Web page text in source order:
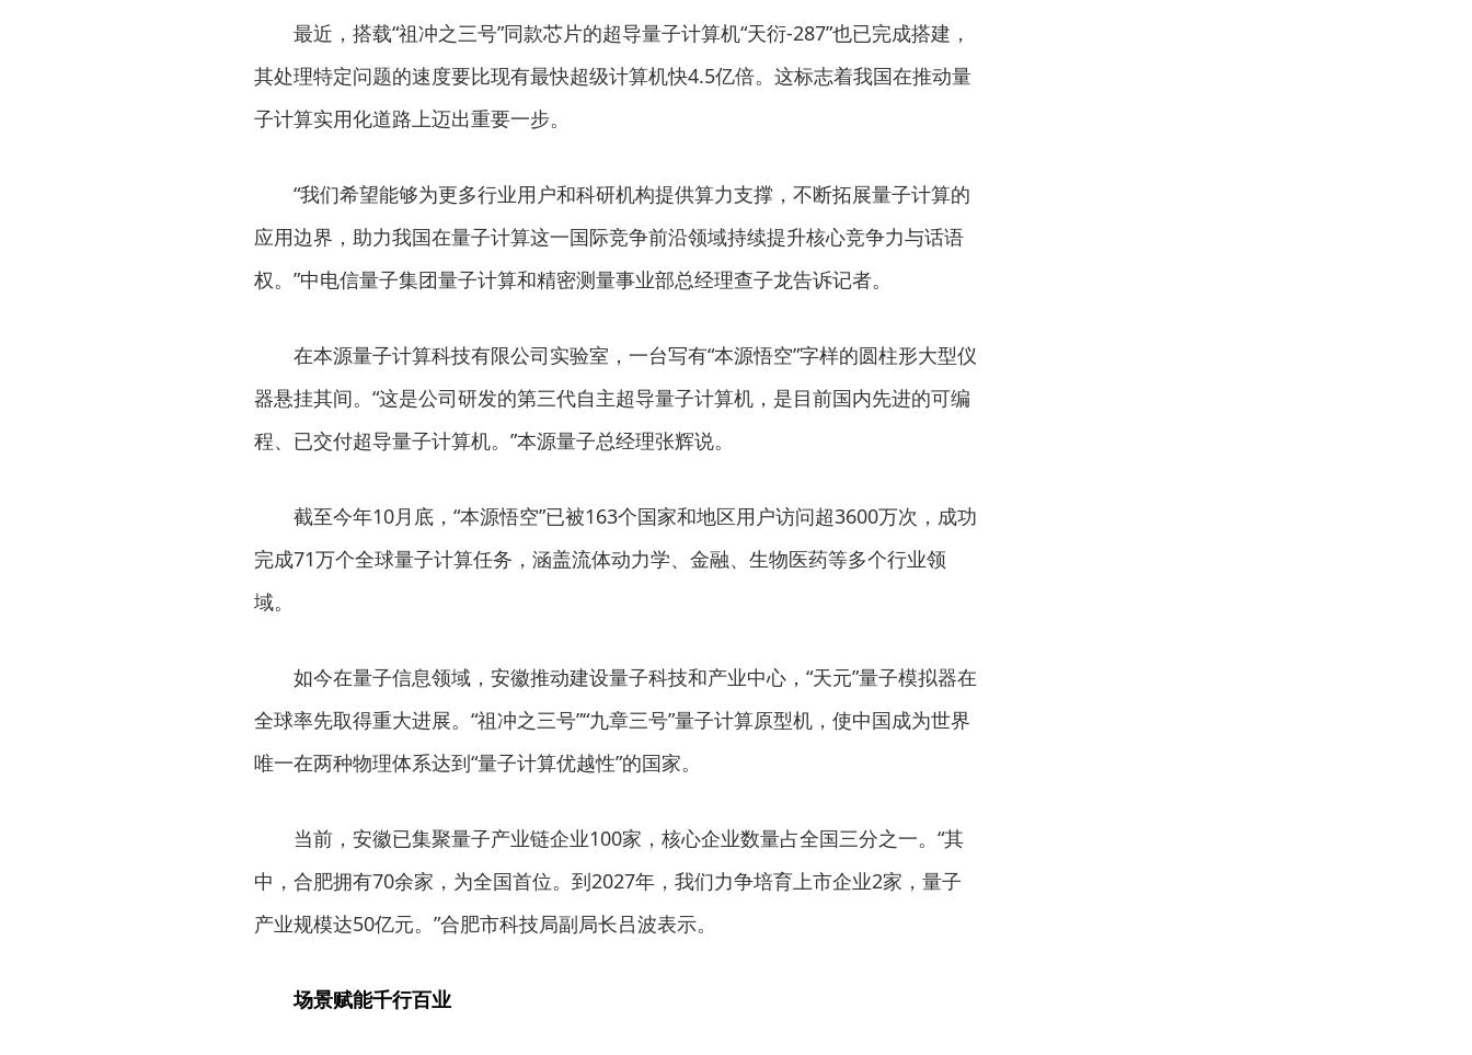
最近，搭载“祖冲之三号”同款芯片的超导量子计算机“天衍-287”也已完成搭建，
其处理特定问题的速度要比现有最快超级计算机快4.5亿倍。这标志着我国在推动量
子计算实用化道路上迈出重要一步。
“我们希望能够为更多行业用户和科研机构提供算力支撑，不断拓展量子计算的
应用边界，助力我国在量子计算这一国际竞争前沿领域持续提升核心竞争力与话语
权。”中电信量子集团量子计算和精密测量事业部总经理查子龙告诉记者。
在本源量子计算科技有限公司实验室，一台写有“本源悟空”字样的圆柱形大型仪
器悬挂其间。“这是公司研发的第三代自主超导量子计算机，是目前国内先进的可编
程、已交付超导量子计算机。”本源量子总经理张辉说。
截至今年10月底，“本源悟空”已被163个国家和地区用户访问超3600万次，成功
完成71万个全球量子计算任务，涵盖流体动力学、金融、生物医药等多个行业领
域。
如今在量子信息领域，安徽推动建设量子科技和产业中心，“天元”量子模拟器在
全球率先取得重大进展。“祖冲之三号”“九章三号”量子计算原型机，使中国成为世界
唯一在两种物理体系达到“量子计算优越性”的国家。
当前，安徽已集聚量子产业链企业100家，核心企业数量占全国三分之一。“其
中，合肥拥有70余家，为全国首位。到2027年，我们力争培育上市企业2家，量子
产业规模达50亿元。”合肥市科技局副局长吕波表示。
场景赋能千行百业